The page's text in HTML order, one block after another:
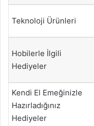
Teknoloji Ürünleri
Hobilerle İlgili
Hediyeler
Kendi El Emeğinizle
Hazırladığınız
Hediyeler